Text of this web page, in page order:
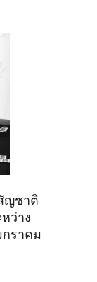
ญชาติ
ว่าง
กราคม